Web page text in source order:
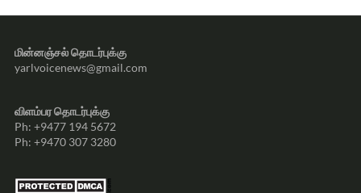
மின்னஞ்சல் தொடர்புக்கு
yarlvoicenews@gmail.com
விளம்பர தொடர்புக்கு
Ph: +9477 194 5672
Ph: +9470 307 3280